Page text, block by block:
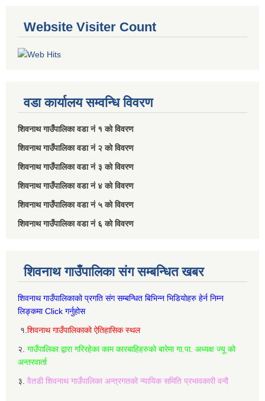
Website Visiter Count
वडा कार्यालय सम्वन्धि विवरण
शिवनाथ गाउँपालिका वडा नं‌ १ को विवरण
शिवनाथ गाउँपालिका वडा नं‌ २ को विवरण
शिवनाथ गाउँपालिका वडा नं‌ ३ को विवरण
शिवनाथ गाउँपालिका वडा नं‌ ४ को विवरण
शिवनाथ गाउँपालिका वडा नं‌ ५ को विवरण
शिवनाथ गाउँपालिका वडा नं‌ ६ को विवरण
शिवनाथ गाउँपालिका संग सम्बन्धित खबर
शिवनाथ गाउँपालिकाको प्रगति संग सम्बन्धित बिभिन्‍न भिडियोहरु हेर्न निम्‍न
लिङ्कमा Click गर्नुहोस
१. शिवनाथ गाउँपालिकाको ऐतिहासिक स्थल
२. गाउँपालिका द्वारा गरिरहेका काम कारबाहिहरुको बारेमा गा.पा. अध्यक्ष ज्यू को
अन्तरवार्ता
३. वैतडी शिवनाथ गाउँपालिका अन्त्रगतको न्यायिक समिति प्रभावकारी वन्दै